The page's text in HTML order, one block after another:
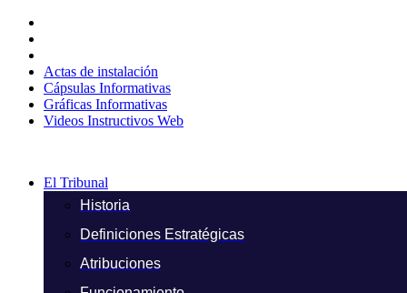
contenido
Actas de instalación
Cápsulas Informativas
Gráficas Informativas
Videos Instructivos Web
El Tribunal
Historia
Definiciones Estratégicas
Atribuciones